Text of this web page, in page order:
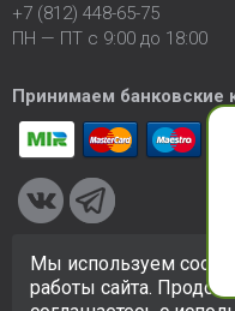
+7 (812) 448-65-75
ПН — ПТ с 9:00 до 18:00
Принимаем банковские
© 2005-2026 ООО «КСК».
исключительно в
Мы используем
работы сайта.